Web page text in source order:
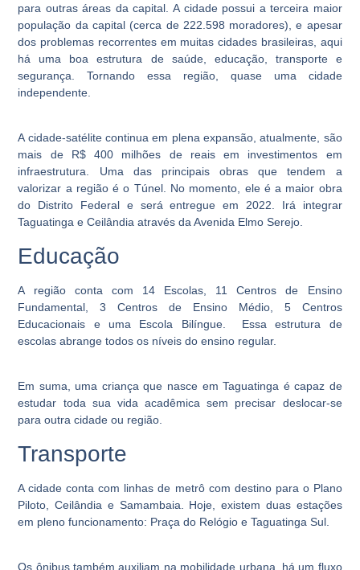
para outras áreas da capital. A cidade possui a terceira maior
população da capital (cerca de 222.598 moradores), e apesar
dos problemas recorrentes em muitas cidades brasileiras, aqui
há uma boa estrutura de saúde, educação, transporte e
segurança. Tornando essa região, quase uma cidade
independente.
A cidade-satélite continua em plena expansão, atualmente, são
mais de R$ 400 milhões de reais em investimentos em
infraestrutura. Uma das principais obras que tendem a
valorizar a região é o Túnel. No momento, ele é a maior obra
do Distrito Federal e será entregue em 2022. Irá integrar
Taguatinga e Ceilândia através da Avenida Elmo Serejo.
Educação
A região conta com 14 Escolas, 11 Centros de Ensino
Fundamental, 3 Centros de Ensino Médio, 5 Centros
Educacionais e uma Escola Bilíngue. Essa estrutura de
escolas abrange todos os níveis do ensino regular.
Em suma, uma criança que nasce em Taguatinga é capaz de
estudar toda sua vida acadêmica sem precisar deslocar-se
para outra cidade ou região.
Transporte
A cidade conta com linhas de metrô com destino para o Plano
Piloto, Ceilândia e Samambaia. Hoje, existem duas estações
em pleno funcionamento: Praça do Relógio e Taguatinga Sul.
Os ônibus também auxiliam na mobilidade urbana, há um fluxo